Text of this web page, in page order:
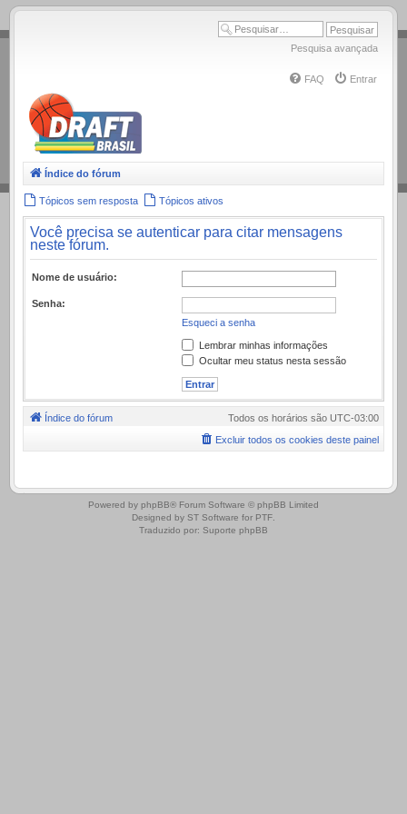
.
Pesquisa avançada
FAQ Entrar
Índice do fórum
Tópicos sem resposta Tópicos ativos
Você precisa se autenticar para citar mensagens
neste fórum.
Nome de usuário:
Senha:
Esqueci a senha
Lembrar minhas informações
Ocultar meu status nesta sessão
Índice do fórum Todos os horários são UTC-03:00
Excluir todos os cookies deste painel
.
Powered by phpBB® Forum Software © phpBB Limited
Designed by ST Software for PTF.
Traduzido por: Suporte phpBB